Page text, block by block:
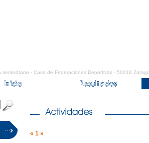
- Casa de Federaciones Deportivas - 50018
« 1 »